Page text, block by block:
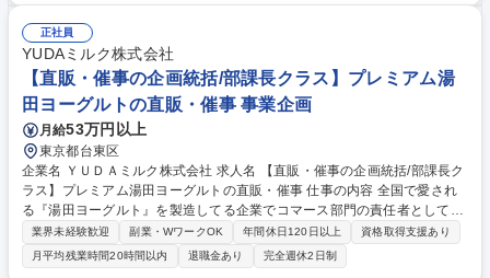
化に向けた採用となります。 【詳細】社内外の各種イベントの企画・運営
サポート、VIPイベントの進行管理、イベント当日の運営・調整、関係各
所とのコミュニケーション等 募集職種 ※面接1回【VIP向けイベント企
画・運営】SoftBankグループ/週3日の在宅勤務可
正社員
YUDAミルク株式会社
【直販・催事の企画統括/部課長クラス】プレミアム湯
田ヨーグルトの直販・催事 事業企画
月給53万円以上
東京都台東区
企業名 ＹＵＤＡミルク株式会社 求人名 【直販・催事の企画統括/部課長ク
ラス】プレミアム湯田ヨーグルトの直販・催事 仕事の内容 全国で愛され
る『湯田ヨーグルト』を製造してる企業でコマース部門の責任者として、
イベント・ポップアップショップ・直販事業を統括。事業戦略立案から実
行、組織マネジメントまでをお任せします。 イベント・ポップアップショ
ップ・直販事業を通じたブランド価値向上をお任せします。【具体的に
業界未経験歓迎 副業・WワークOK 年間休日120日以上
資格取得支援あり
月平均残業時間20時間以内
退職金あり 完全週休2日制